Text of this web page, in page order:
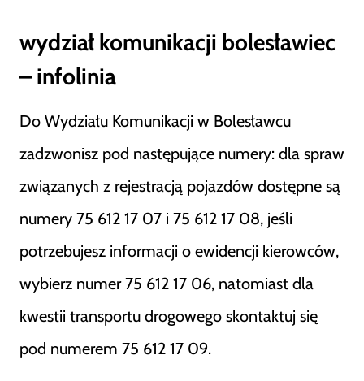
wydział komunikacji bolesławiec
– infolinia
Do Wydziału Komunikacji w Bolesławcu
zadzwonisz pod następujące numery: dla spraw
związanych z rejestracją pojazdów dostępne są
numery 75 612 17 07 i 75 612 17 08, jeśli
potrzebujesz informacji o ewidencji kierowców,
wybierz numer 75 612 17 06, natomiast dla
kwestii transportu drogowego skontaktuj się
pod numerem 75 612 17 09.